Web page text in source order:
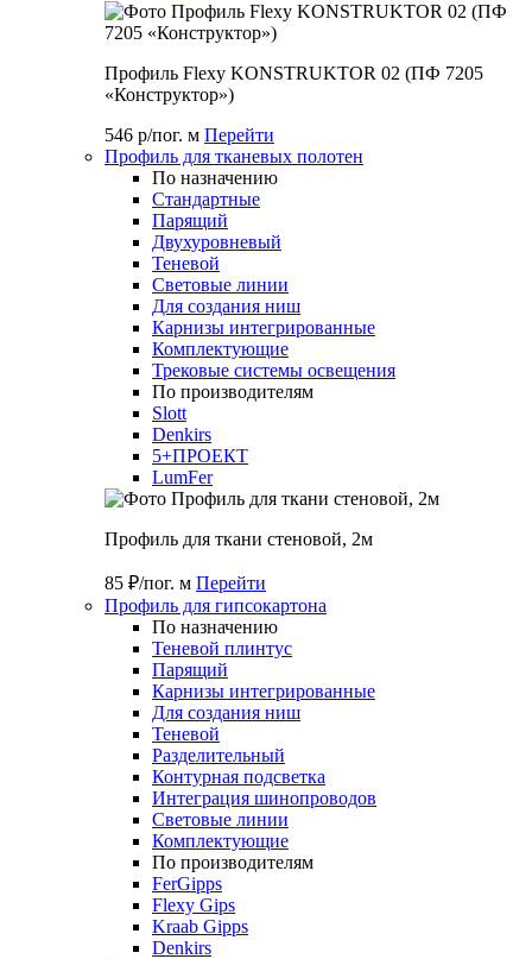
Профиль Flexy KONSTRUKTOR 02 (ПФ 7205
«Конструктор»)
546 р/пог. м Перейти
Профиль для тканевых полотен
По назначению
Стандартные
Парящий
Двухуровневый
Теневой
Световые линии
Для создания ниш
Карнизы интегрированные
Комплектующие
Трековые системы освещения
По производителям
Slott
Denkirs
5+ПРОЕКТ
LumFer
Профиль для ткани стеновой, 2м
85 ₽/пог. м Перейти
Профиль для гипсокартона
По назначению
Теневой плинтус
Парящий
Карнизы интегрированные
Для создания ниш
Теневой
Разделительный
Контурная подсветка
Интеграция шинопроводов
Световые линии
Комплектующие
По производителям
FerGipps
Flexy Gips
Kraab Gipps
Denkirs